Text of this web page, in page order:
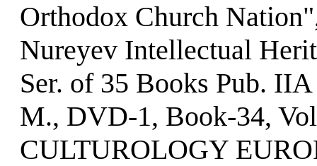
Orthodox Church
Nureyev Intellectual
Ser. of 35 Books Pub.
M., DVD-1, Book-34,
CULTUROLOGY